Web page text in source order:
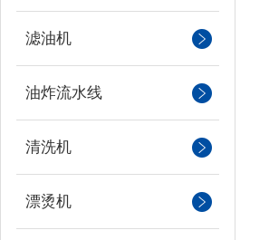
滤油机
油炸流水线
清洗机
漂烫机